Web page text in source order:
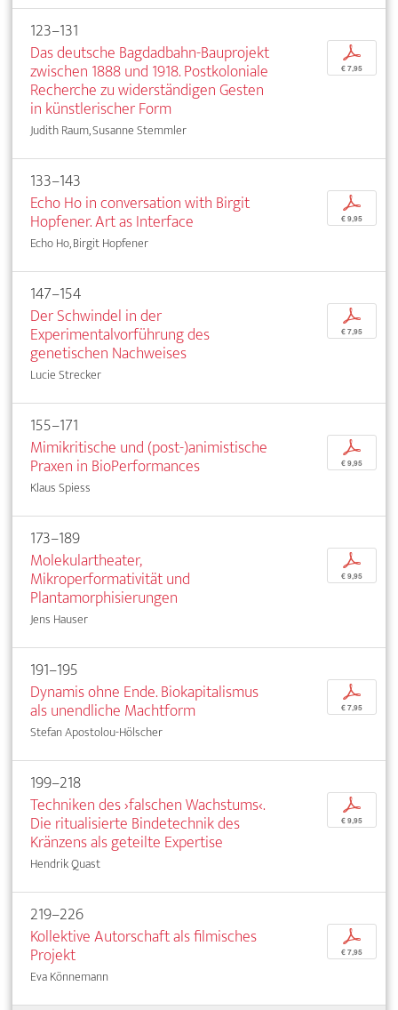
123–131
Das deutsche Bagdadbahn-Bauprojekt
zwischen 1888 und 1918. Postkoloniale
Recherche zu widerständigen Gesten
in künstlerischer Form
Judith Raum, Susanne Stemmler
p
€ 7,95
133–143
Echo Ho in conversation with Birgit
Hopfener. Art as Interface
Echo Ho, Birgit Hopfener
p
€ 9,95
147–154
Der Schwindel in der
Experimentalvorführung des
genetischen Nachweises
Lucie Strecker
p
€ 7,95
155–171
Mimikritische und (post-)animistische
Praxen in BioPerformances
Klaus Spiess
p
€ 9,95
173–189
Molekulartheater,
Mikroperformativität und
Plantamorphisierungen
Jens Hauser
p
€ 9,95
191–195
Dynamis ohne Ende. Biokapitalismus
als unendliche Machtform
Stefan Apostolou-Hölscher
p
€ 7,95
199–218
Techniken des ›falschen Wachstums‹.
Die ritualisierte Bindetechnik des
Kränzens als geteilte Expertise
Hendrik Quast
p
€ 9,95
219–226
Kollektive Autorschaft als filmisches
Projekt
Eva Könnemann
p
€ 7,95